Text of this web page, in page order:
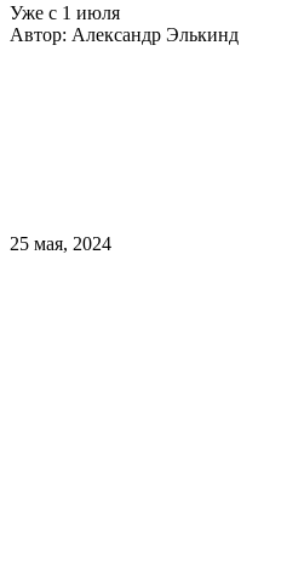
Уже с 1 июля
Автор: Александр Элькинд
25 мая, 2024